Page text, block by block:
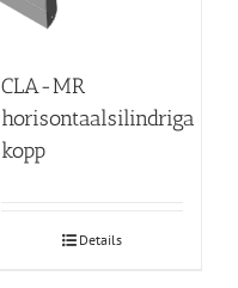
CLA-MR
horisontaalsilindriga
kopp
Details